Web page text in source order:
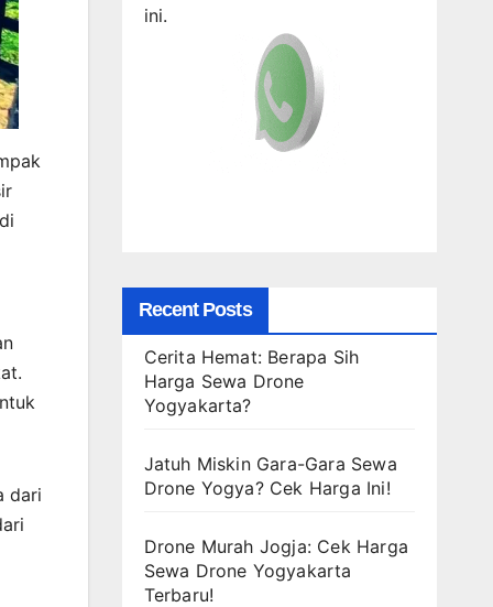
dari
ini.
Recent Posts
Cerita Hemat: Berapa Sih
Harga Sewa Drone
Yogyakarta?
Jatuh Miskin Gara-Gara Sewa
Drone Yogya? Cek Harga Ini!
Drone Murah Jogja: Cek Harga
Sewa Drone Yogyakarta
Terbaru!